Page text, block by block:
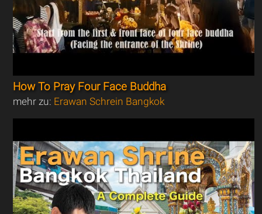
How To Pray Four Face Buddha
mehr zu: Erawan Schrein Bangkok